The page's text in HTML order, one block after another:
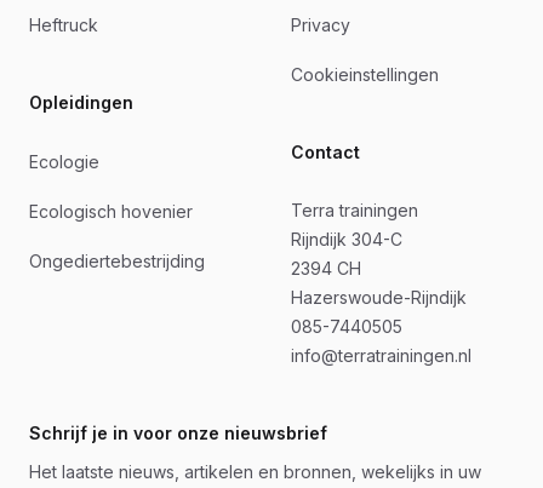
Heftruck
Opleidingen
Ecologie
Ecologisch hovenier
Ongediertebestrijding
Privacy
Cookieinstellingen
Contact
Terra trainingen
Rijndijk 304-C
2394 CH
Hazerswoude-Rijndijk
085-7440505
info@terratrainingen.nl
Schrijf je in voor onze nieuwsbrief
Het laatste nieuws, artikelen en bronnen, wekelijks in uw